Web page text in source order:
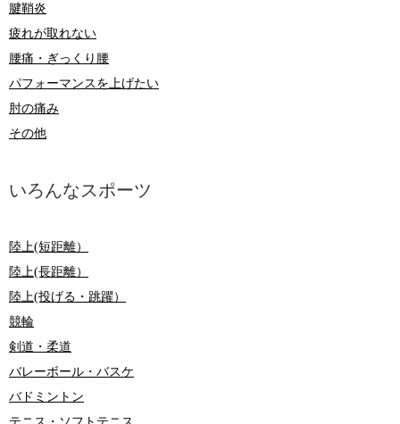
腱鞘炎
疲れが取れない
腰痛・ぎっくり腰
パフォーマンスを上げたい
肘の痛み
その他
いろんなスポーツ
陸上(短距離）
陸上(長距離）
陸上(投げる・跳躍）
競輪
剣道・柔道
バレーボール・バスケ
バドミントン